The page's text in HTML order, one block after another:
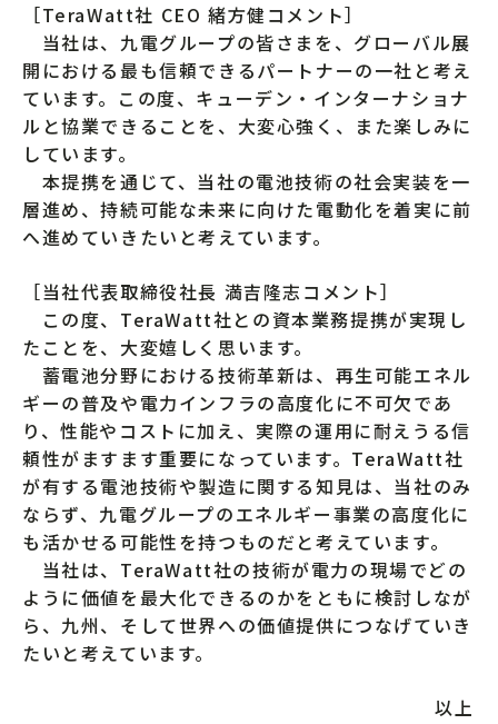
［TeraWatt社 CEO 緒方健コメント］
当社は、九電グループの皆さまを、グローバル展
開における最も信頼できるパートナーの一社と考え
ています。この度、キューデン・インターナショナ
ルと協業できることを、大変心強く、また楽しみに
しています。
本提携を通じて、当社の電池技術の社会実装を一
層進め、持続可能な未来に向けた電動化を着実に前
へ進めていきたいと考えています。
［当社代表取締役社長 満吉隆志コメント］
この度、TeraWatt社との資本業務提携が実現し
たことを、大変嬉しく思います。
蓄電池分野における技術革新は、再生可能エネル
ギーの普及や電力インフラの高度化に不可欠であ
り、性能やコストに加え、実際の運用に耐えうる信
頼性がますます重要になっています。TeraWatt社
が有する電池技術や製造に関する知見は、当社のみ
ならず、九電グループのエネルギー事業の高度化に
も活かせる可能性を持つものだと考えています。
当社は、TeraWatt社の技術が電力の現場でどの
ように価値を最大化できるのかをともに検討しなが
ら、九州、そして世界への価値提供につなげていき
たいと考えています。
以上